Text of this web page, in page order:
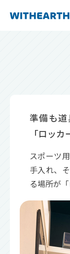
準備も
「ロッカ
スポーツ
手入れ、
る場所が